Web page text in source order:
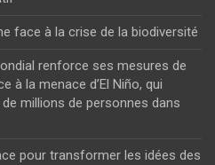
face à la crise de la biodiversité
renforce ses mesures de
à la menace d’El Niño, qui
millions de personnes dans
pour transformer les idées des